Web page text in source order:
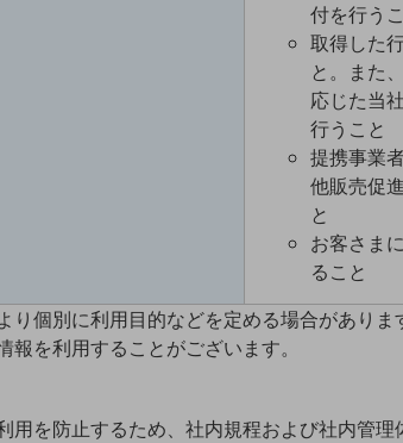
付を行う
取得した
と。また
応じた当
行うこと
提携事業
他販売促
と
お客さま
ること
個別に利用目的などを定める場合があり
を利用することがございます。
を防止するため、社内規程および社内管